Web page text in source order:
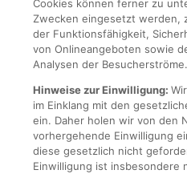
Cookies können ferner zu
Zwecken eingesetzt werden,
der Funktionsfähigkeit,
von Onlineangeboten sowie
Analysen der Besucherströme.
Hinweise zur Einwilligung:
im Einklang mit den
ein. Daher holen wir von den
vorhergehende Einwilligung
diese gesetzlich nicht
Einwilligung ist insbesondere